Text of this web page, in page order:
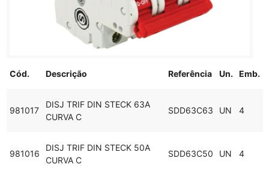
Cód. Descrição Referência Un. Emb.
981017
DISJ TRIF DIN STECK 63A
CURVA C
SDD63C63 UN 4
981016
DISJ TRIF DIN STECK 50A
CURVA C
SDD63C50 UN 4